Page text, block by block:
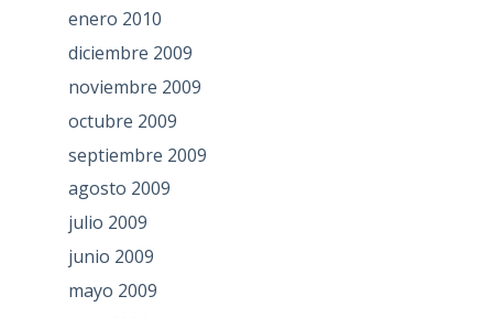
enero 2010
diciembre 2009
noviembre 2009
octubre 2009
septiembre 2009
agosto 2009
julio 2009
junio 2009
mayo 2009